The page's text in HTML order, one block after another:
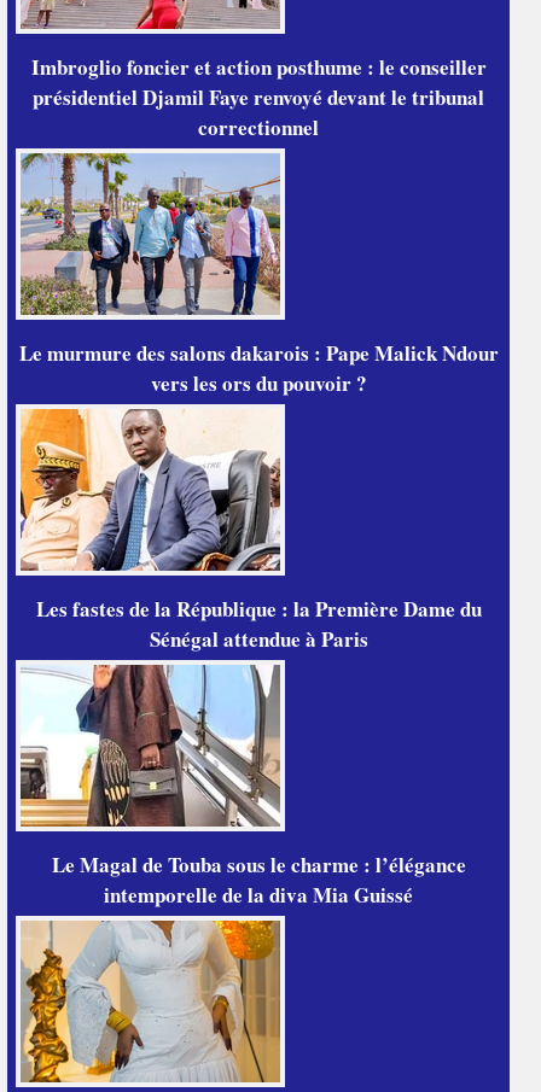
Imbroglio foncier et action posthume : le conseiller
présidentiel Djamil Faye renvoyé devant le tribunal
correctionnel
Le murmure des salons dakarois : Pape Malick Ndour
vers les ors du pouvoir ?
Les fastes de la République : la Première Dame du
Sénégal attendue à Paris
Le Magal de Touba sous le charme : l’élégance
intemporelle de la diva Mia Guissé